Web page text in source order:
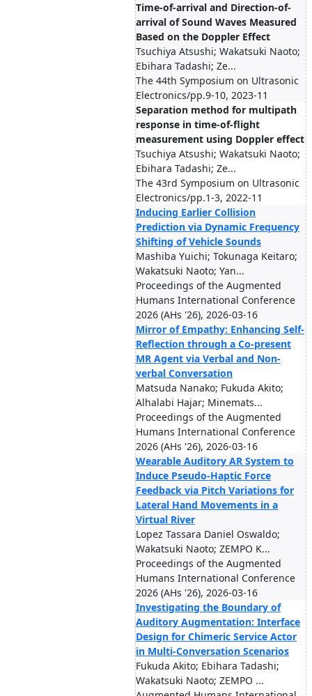
Time-of-arrival and Direction-of-
arrival of Sound Waves Measured
Based on the Doppler Effect
Tsuchiya Atsushi; Wakatsuki Naoto;
Ebihara Tadashi; Ze...
The 44th Symposium on Ultrasonic
Electronics/pp.9-10, 2023-11
Separation method for multipath
response in time-of-flight
measurement using Doppler effect
Tsuchiya Atsushi; Wakatsuki Naoto;
Ebihara Tadashi; Ze...
The 43rd Symposium on Ultrasonic
Electronics/pp.1-3, 2022-11
Inducing Earlier Collision
Prediction via Dynamic Frequency
Shifting of Vehicle Sounds
Mashiba Yuichi; Tokunaga Keitaro;
Wakatsuki Naoto; Yan...
Proceedings of the Augmented
Humans International Conference
2026 (AHs '26), 2026-03-16
Mirror of Empathy: Enhancing Self-
Reflection through a Co-present
MR Agent via Verbal and Non-
verbal Conversation
Matsuda Nanako; Fukuda Akito;
Alhalabi Hajar; Minemats...
Proceedings of the Augmented
Humans International Conference
2026 (AHs '26), 2026-03-16
Wearable Auditory AR System to
Induce Pseudo-Haptic Force
Feedback via Pitch Variations for
Lateral Hand Movements in a
Virtual River
Lopez Tassara Daniel Oswaldo;
Wakatsuki Naoto; ZEMPO K...
Proceedings of the Augmented
Humans International Conference
2026 (AHs '26), 2026-03-16
Investigating the Boundary of
Auditory Augmentation: Interface
Design for Chimeric Service Actor
in Multi-Conversation Scenarios
Fukuda Akito; Ebihara Tadashi;
Wakatsuki Naoto; ZEMPO ...